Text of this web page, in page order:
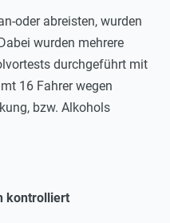
oder abreisten, wurden
wurden mehrere
durchgeführt mit
16 Fahrer wegen
bzw. Alkohols
kontrolliert